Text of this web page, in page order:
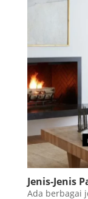
Jenis-Jenis
Ada berbagai